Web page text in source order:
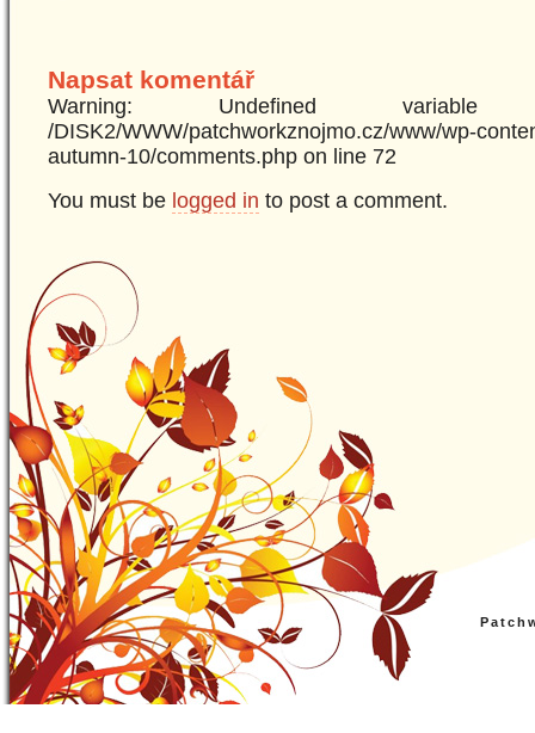
Napsat komentář
Warning: Undefined
/DISK2/WWW/patchworkznojmo.cz/www/wp-
autumn-10/comments.php on line 72
You must be logged in to post a comment.